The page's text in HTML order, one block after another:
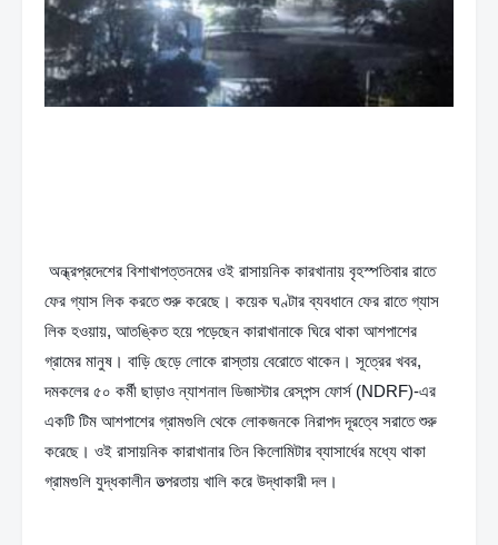
অন্ধ্রপ্রদেশের বিশাখাপত্তনমের ওই রাসায়নিক কারখানায় বৃহস্পতিবার রাতে
ফের গ্যাস লিক করতে শুরু করেছে। কয়েক ঘণ্টার ব্যবধানে ফের রাতে গ্যাস
লিক হওয়ায়, আতঙ্কিত হয়ে পড়েছেন কারাখানাকে ঘিরে থাকা আশপাশের
গ্রামের মানুষ। বাড়ি ছেড়ে লোকে রাস্তায় বেরোতে থাকেন। সূত্রের খবর,
দমকলের ৫০ কর্মী ছাড়াও ন্যাশনাল ডিজাস্টার রেসপন্স ফোর্স (NDRF)-এর
একটি টিম আশপাশের গ্রামগুলি থেকে লোকজনকে নিরাপদ দূরত্বে সরাতে শুরু
করেছে। ওই রাসায়নিক কারাখানার তিন কিলোমিটার ব্যাসার্ধের মধ্যে থাকা
গ্রামগুলি যুদ্ধকালীন তত্‍‌পরতায় খালি করে উদ্ধাকারী দল।